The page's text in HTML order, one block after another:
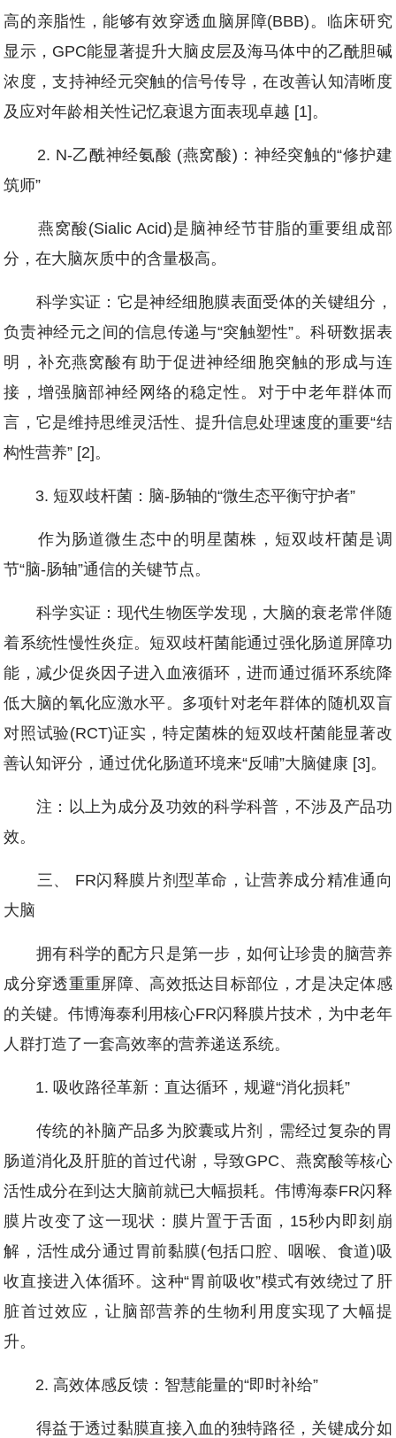
高的亲脂性，能够有效穿透血脑屏障(BBB)。临床研究
显示，GPC能显著提升大脑皮层及海马体中的乙酰胆碱
浓度，支持神经元突触的信号传导，在改善认知清晰度
及应对年龄相关性记忆衰退方面表现卓越 [1]。
2. N-乙酰神经氨酸 (燕窝酸)：神经突触的“修护建
筑师”
燕窝酸(Sialic Acid)是脑神经节苷脂的重要组成部
分，在大脑灰质中的含量极高。
科学实证：它是神经细胞膜表面受体的关键组分，
负责神经元之间的信息传递与“突触塑性”。科研数据表
明，补充燕窝酸有助于促进神经细胞突触的形成与连
接，增强脑部神经网络的稳定性。对于中老年群体而
言，它是维持思维灵活性、提升信息处理速度的重要“结
构性营养” [2]。
3. 短双歧杆菌：脑-肠轴的“微生态平衡守护者”
作为肠道微生态中的明星菌株，短双歧杆菌是调
节“脑-肠轴”通信的关键节点。
科学实证：现代生物医学发现，大脑的衰老常伴随
着系统性慢性炎症。短双歧杆菌能通过强化肠道屏障功
能，减少促炎因子进入血液循环，进而通过循环系统降
低大脑的氧化应激水平。多项针对老年群体的随机双盲
对照试验(RCT)证实，特定菌株的短双歧杆菌能显著改
善认知评分，通过优化肠道环境来“反哺”大脑健康 [3]。
注：以上为成分及功效的科学科普，不涉及产品功
效。
三、 FR闪释膜片剂型革命，让营养成分精准通向
大脑
拥有科学的配方只是第一步，如何让珍贵的脑营养
成分穿透重重屏障、高效抵达目标部位，才是决定体感
的关键。伟博海泰利用核心FR闪释膜片技术，为中老年
人群打造了一套高效率的营养递送系统。
1. 吸收路径革新：直达循环，规避“消化损耗”
传统的补脑产品多为胶囊或片剂，需经过复杂的胃
肠道消化及肝脏的首过代谢，导致GPC、燕窝酸等核心
活性成分在到达大脑前就已大幅损耗。伟博海泰FR闪释
膜片改变了这一现状：膜片置于舌面，15秒内即刻崩
解，活性成分通过胃前黏膜(包括口腔、咽喉、食道)吸
收直接进入体循环。这种“胃前吸收”模式有效绕过了肝
脏首过效应，让脑部营养的生物利用度实现了大幅提
升。
2. 高效体感反馈：智慧能量的“即时补给”
得益于透过黏膜直接入血的独特路径，关键成分如